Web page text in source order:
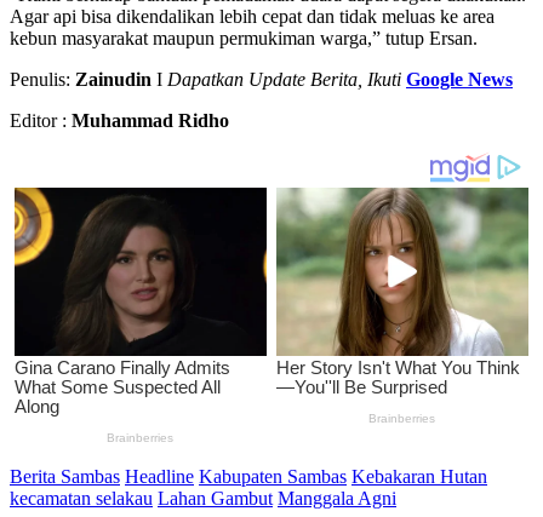
Agar api bisa dikendalikan lebih cepat dan tidak meluas ke area
kebun masyarakat maupun permukiman warga,” tutup Ersan.
Penulis: Zainudin I Dapatkan Update Berita, Ikuti Google News
Editor : Muhammad Ridho
Berita Sambas Headline Kabupaten Sambas Kebakaran Hutan
kecamatan selakau Lahan Gambut Manggala Agni